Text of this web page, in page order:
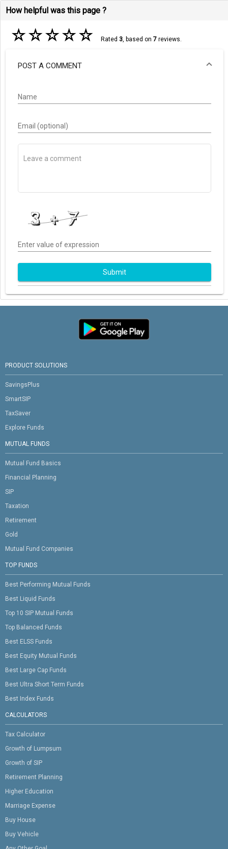
How helpful was this page ?
☆☆☆☆☆ Rated 3, based on 7reviews.
POST A COMMENT
Name
Email (optional)
Enter value of expression
Submit
PRODUCT SOLUTIONS
SavingsPlus
SmartSIP
TaxSaver
Explore Funds
MUTUAL FUNDS
Mutual Fund Basics
Financial Planning
SIP
Taxation
Retirement
Gold
Mutual Fund Companies
TOP FUNDS
Best Performing Mutual Funds
Best Liquid Funds
Top 10 SIP Mutual Funds
Top Balanced Funds
Best ELSS Funds
Best Equity Mutual Funds
Best Large Cap Funds
Best Ultra Short Term Funds
Best Index Funds
CALCULATORS
Tax Calculator
Growth of Lumpsum
Growth of SIP
Retirement Planning
Higher Education
Marriage Expense
Buy House
Buy Vehicle